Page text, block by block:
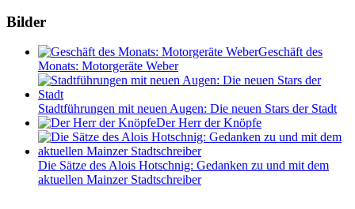
Bilder
Geschäft des
Monats: Motorgeräte Weber
Stadtführungen mit neuen Augen: Die neuen Stars der Stadt
Der Herr der Knöpfe
Die Sätze des Alois Hotschnig: Gedanken zu und mit dem
aktuellen Mainzer Stadtschreiber